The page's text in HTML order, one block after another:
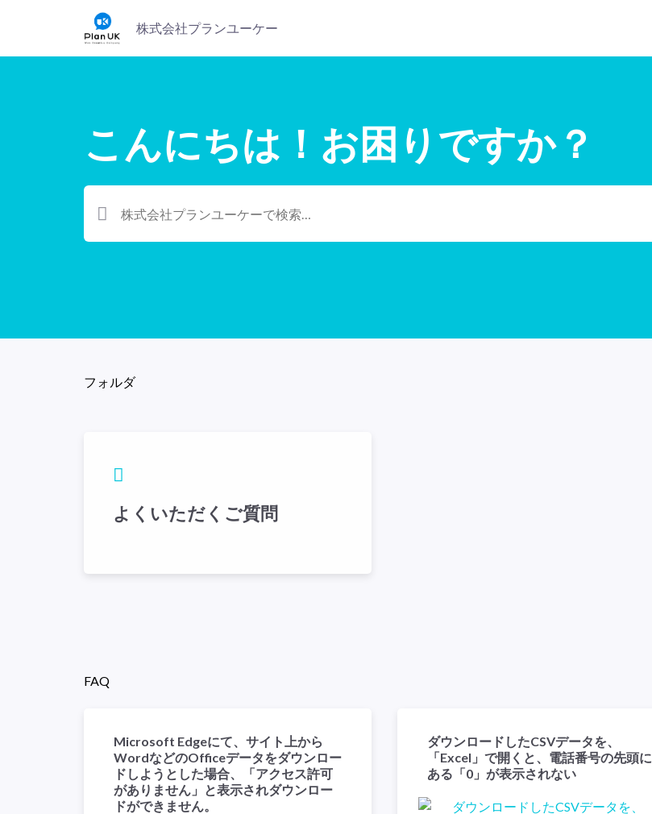
株式会社プランユーケー
こんにちは！お困りですか？
フォルダ
よくいただくご質問
FAQ
Microsoft Edgeにて、サイト上から
WordなどのOfficeデータをダウンロー
ドしようとした場合、「アクセス許可
がありません」と表示されダウンロー
ドができません。
ダウンロードしたCSVデータを、
「Excel」で開くと、電話番号の先頭に
ある「0」が表示されない